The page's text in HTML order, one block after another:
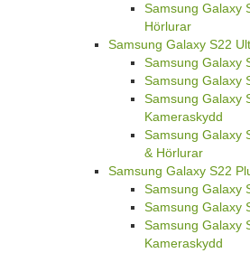
Samsung Galaxy
Hörlurar
Samsung Galaxy S22
Samsung Galaxy
Samsung Galaxy
Samsung Galaxy
Kameraskydd
Samsung Galaxy
& Hörlurar
Samsung Galaxy S22
Samsung Galaxy
Samsung Galaxy
Samsung Galaxy
Kameraskydd